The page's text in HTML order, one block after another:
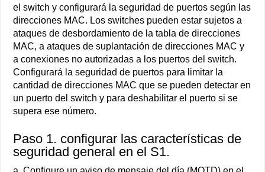
el switch y configurará la seguridad de puertos según las
direcciones MAC. Los switches pueden estar sujetos a
ataques de desbordamiento de la tabla de direcciones
MAC, a ataques de suplantación de direcciones MAC y
a conexiones no autorizadas a los puertos del switch.
Configurará la seguridad de puertos para limitar la
cantidad de direcciones MAC que se pueden detectar en
un puerto del switch y para deshabilitar el puerto si se
supera ese número.
Paso 1. configurar las características de
seguridad general en el S1.